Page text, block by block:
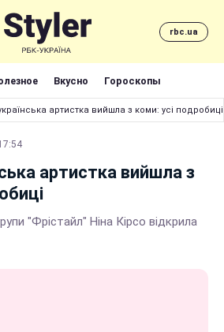
rbc.ua
Вкусно Гороскопы
артистка вийшла з коми: усі подробиці
артистка вийшла з
"Фрістайл" Ніна Кірсо відкрила